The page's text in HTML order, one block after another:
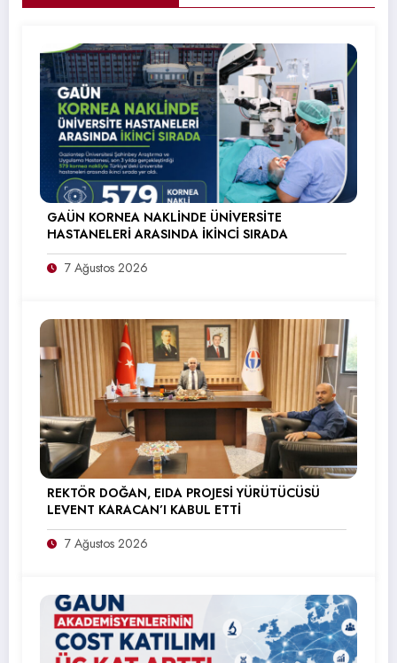
GAÜN KORNEA NAKLİNDE ÜNİVERSİTE
HASTANELERİ ARASINDA İKİNCİ SIRADA
7 Ağustos 2026
REKTÖR DOĞAN, EIDA PROJESİ YÜRÜTÜCÜSÜ
LEVENT KARACAN’I KABUL ETTİ
7 Ağustos 2026